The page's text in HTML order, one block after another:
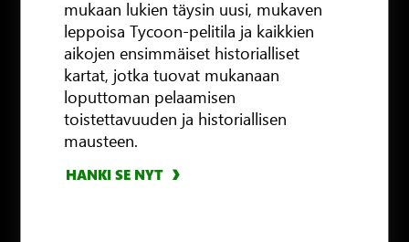
mukaan lukien täysin uusi, mukaven
leppoisa Tycoon-pelitila ja kaikkien
aikojen ensimmäiset historialliset
kartat, jotka tuovat mukanaan
loputtoman pelaamisen
toistettavuuden ja historiallisen
mausteen.
HANKI SE NYT
HANKI SE NYT
HANKI SE NYT